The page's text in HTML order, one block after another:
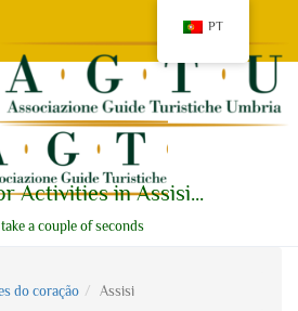
Activities in Assisi...
a couple of seconds
do coração Assisi
PT